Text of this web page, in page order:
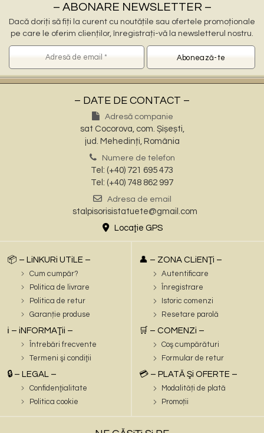
– ABONARE NEWSLETTER –
Dacă doriți să fiți la curent cu noutățile sau ofertele promoționale
pe care le oferim clienților, înregistrați-vă la newsletterul nostru.
– DATE DE CONTACT –
Adresă companie
sat Cocorova, com. Șișești,
jud. Mehedinți, România
Numere de telefon
Tel: (+40) 721 695 473
Tel: (+40) 748 862 997
Adresa de email
stalpisorisistatuete@gmail.com
Locaţie GPS
📦 – LiNKURi UTiLE –
Cum cumpăr?
Politica de livrare
Politica de retur
Garanție produse
ℹ️ – iNFORMAŢii –
Întrebări frecvente
Termeni şi condiţii
🔒 – LEGAL –
Confidenţialitate
Politica cookie
👤 – ZONA CLiENŢi –
Autentificare
Înregistrare
Istoric comenzi
Resetare parolă
🛒 – COMENZi –
Coş cumpărături
Formular de retur
💳 – PLATĂ Şi OFERTE –
Modalități de plată
Promoții